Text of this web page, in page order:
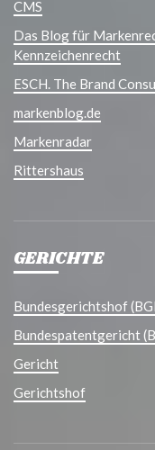
CMS
Das Blog für
Kennzeichenrecht
ESCH. The Brand
markenblog.de
Markenradar
Rittershaus
GERICHTE
Bundesgerichtshof
Bundespatentgericht
Gericht
Gerichtshof